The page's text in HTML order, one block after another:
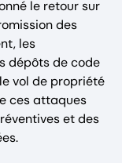
le retour sur
des
les
dépôts de code
vol de propriété
ces attaques
et des